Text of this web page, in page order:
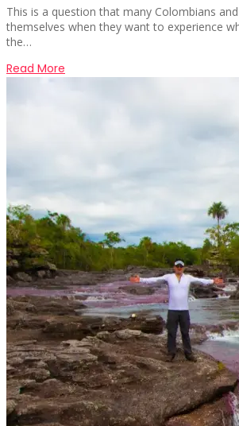
This is a question that many Colombians
themselves when they want to experience
the…
Read More